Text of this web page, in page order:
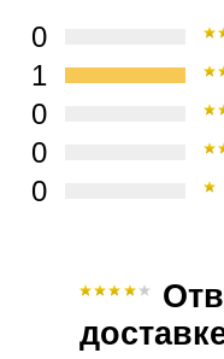
0
1
0
0
0